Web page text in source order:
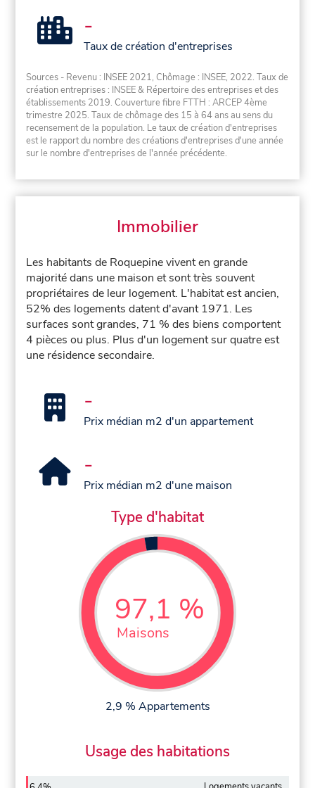
-
Taux de création d'entreprises
Sources - Revenu : INSEE 2021, Chômage : INSEE, 2022. Taux de
création entreprises : INSEE & Répertoire des entreprises et des
établissements 2019. Couverture fibre FTTH : ARCEP 4ème
trimestre 2025. Taux de chômage des 15 à 64 ans au sens du
recensement de la population. Le taux de création d'entreprises
est le rapport du nombre des créations d'entreprises d'une année
sur le nombre d'entreprises de l'année précédente.
Immobilier
Les habitants de Roquepine vivent en grande
majorité dans une maison et sont très souvent
propriétaires de leur logement. L'habitat est ancien,
52% des logements datent d'avant 1971. Les
surfaces sont grandes, 71 % des biens comportent
4 pièces ou plus. Plus d'un logement sur quatre est
une résidence secondaire.
-
Prix médian m2 d'un appartement
-
Prix médian m2 d'une maison
Type d'habitat
97,1 %
Maisons
2,9 % Appartements
Usage des habitations